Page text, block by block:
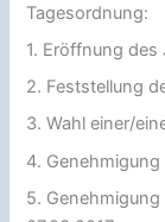
Tagesordnung:
1. Eröffnung des
2. Feststellung
3. Wahl einer/
4.
5.